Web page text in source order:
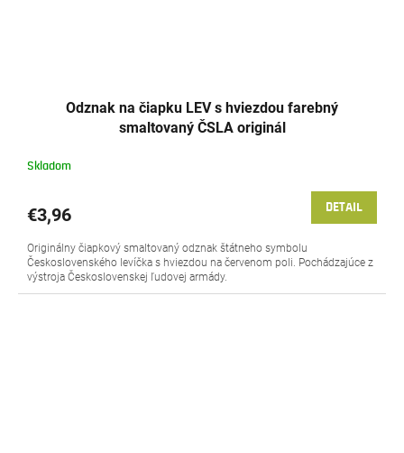
Odznak na čiapku LEV s hviezdou farebný
smaltovaný ČSLA originál
Skladom
€3,96 DETAIL
Originálny čiapkový smaltovaný odznak štátneho symbolu
Československého levíčka s hviezdou na červenom poli. Pochádzajúce z
výstroja Československej ľudovej armády.